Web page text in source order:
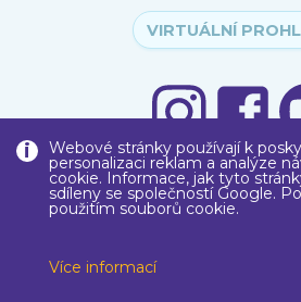
Webové stránky používají k
personalizaci reklam a analýze
cookie. Informace, jak tyto
sdíleny se společností Google.
použitím souborů cookie.
Více informací
VIRTUÁLNÍ